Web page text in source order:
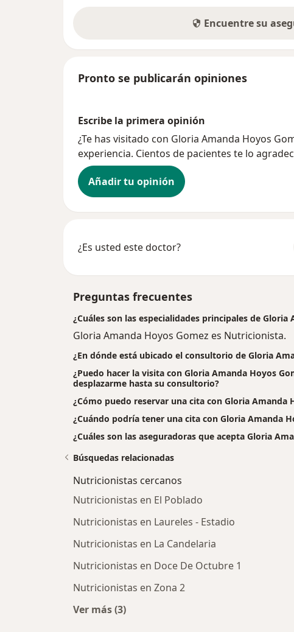
Encuentre su
Pronto se publicarán opiniones
Escribe la primera opinión
¿Te has visitado con Gloria Amanda Hoyos
experiencia. Cientos de pacientes te lo
Añadir tu opinión
¿Es usted este doctor?
Preguntas frecuentes
¿Cuáles son las especialidades principales de Gloria
Gloria Amanda Hoyos Gomez es Nutricionista.
¿En dónde está ubicado el consultorio de Gloria
¿Puedo hacer la visita con Gloria Amanda Hoyos
desplazarme hasta su consultorio?
¿Cómo puedo reservar una cita con Gloria Amanda
¿Cuándo podría tener una cita con Gloria Amanda
¿Cuáles son las aseguradoras que acepta Gloria
Búsquedas relacionadas
Nutricionistas cercanos
Nutricionistas en El Poblado
Nutricionistas en Laureles - Estadio
Nutricionistas en La Candelaria
Nutricionistas en Doce De Octubre 1
Nutricionistas en Zona 2
Ver más (3)
Más en esta categoría: Nutricionistas